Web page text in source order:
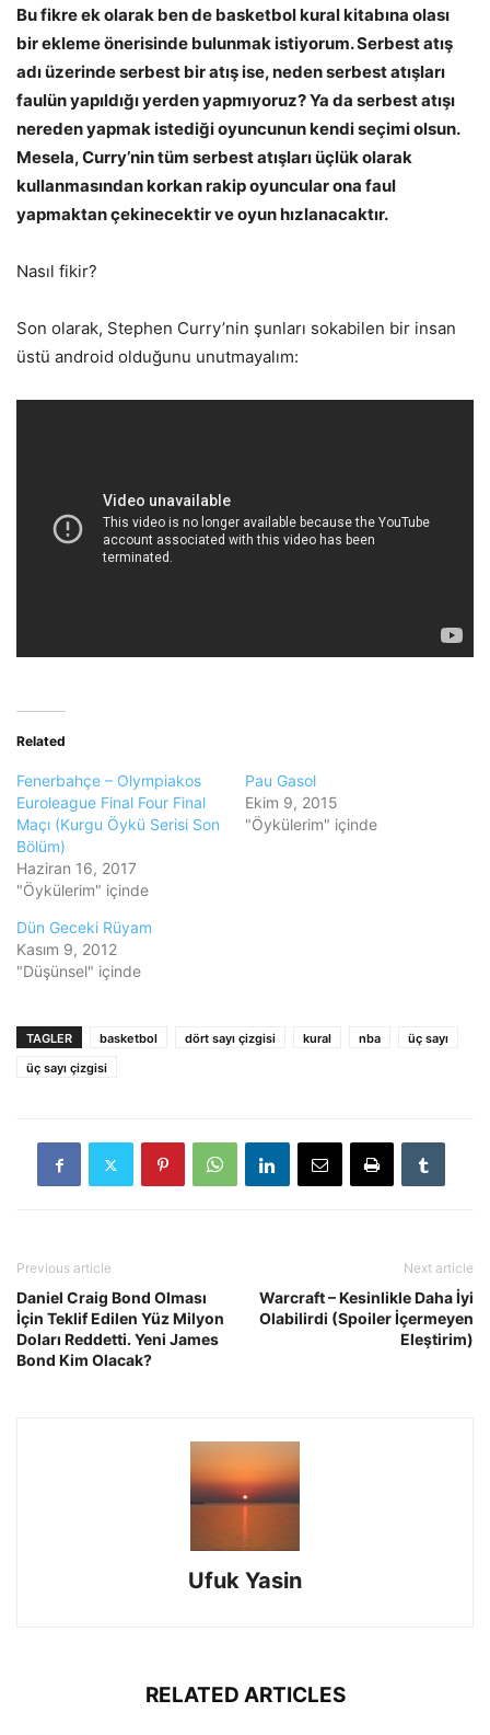
Bu fikre ek olarak ben de basketbol kural kitabına olası
bir ekleme önerisinde bulunmak istiyorum. Serbest atış
adı üzerinde serbest bir atış ise, neden serbest atışları
faulün yapıldığı yerden yapmıyoruz? Ya da serbest atışı
nereden yapmak istediği oyuncunun kendi seçimi olsun.
Mesela, Curry’nin tüm serbest atışları üçlük olarak
kullanmasından korkan rakip oyuncular ona faul
yapmaktan çekinecektir ve oyun hızlanacaktır.
Nasıl fikir?
Son olarak, Stephen Curry’nin şunları sokabilen bir insan
üstü android olduğunu unutmayalım:
Related
Fenerbahçe – Olympiakos
Euroleague Final Four Final
Maçı (Kurgu Öykü Serisi Son
Bölüm)
Haziran 16, 2017
"Öykülerim" içinde
Pau Gasol
Ekim 9, 2015
"Öykülerim" içinde
Dün Geceki Rüyam
Kasım 9, 2012
"Düşünsel" içinde
TAGLER basketbol dört sayı çizgisi kural nba
üç sayı
üç sayı çizgisi
Previous article
Daniel Craig Bond Olması
İçin Teklif Edilen Yüz Milyon
Doları Reddetti. Yeni James
Bond Kim Olacak?
Next article
Warcraft – Kesinlikle Daha İyi
Olabilirdi (Spoiler İçermeyen
Eleştirim)
Ufuk Yasin
RELATED ARTICLES